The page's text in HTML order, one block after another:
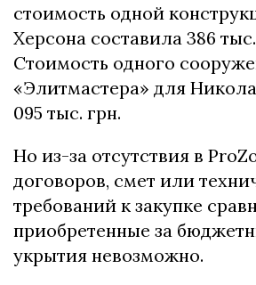
стоимость одной
Херсона составила 386
Стоимость одного
«Элитмастера» для
095 тыс. грн.
Но из-за отсутствия в
договоров, смет или
требований к закупке
приобретенные за
укрытия невозможно.